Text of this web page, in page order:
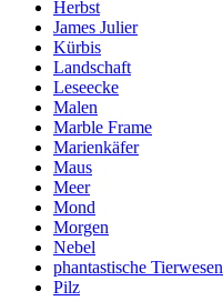
Herbst
James Julier
Kürbis
Landschaft
Leseecke
Malen
Marble Frame
Marienkäfer
Maus
Meer
Mond
Morgen
Nebel
phantastische Tierwesen
Pilz